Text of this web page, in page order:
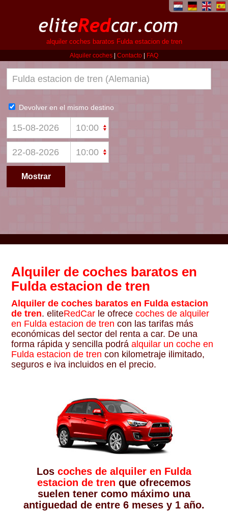
alquiler coches baratos Fulda estacion de tren
Alquiler coches
Contacto FAQ
Alquiler de coches baratos en
Fulda estacion de tren
Alquiler de coches baratos en Fulda estacion
de tren. eliteRedCar le ofrececoches de alquiler
en Fulda estacion de tren con las tarifas más
económicas del sector del renta a car. De una
forma rápida y sencilla podráalquilar un coche en
Fulda estacion de tren con kilometraje ilimitado,
seguros e iva incluidos en el precio.
Los coches de alquiler en Fulda
estacion de tren que ofrecemos
suelen tener como máximo una
antiguedad de entre 6 meses y 1 año.
Devolver en el mismo destino